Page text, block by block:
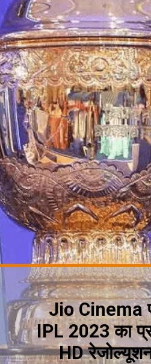
Jio Cinema
IPL 2023 का
HD